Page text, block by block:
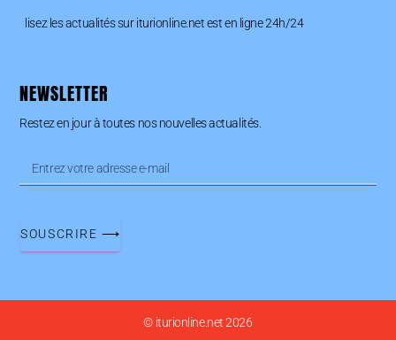
lisez les actualités sur iturionline.net est en ligne 24h/24
NEWSLETTER
Restez en jour à toutes nos nouvelles actualités.
SOUSCRIRE ⟶
© iturionline.net 2026